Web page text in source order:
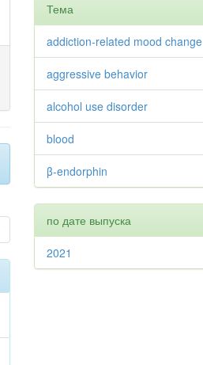
Тема
addiction-related mood change
aggressive behavior
alcohol use disorder
blood
β-endorphin
по дате выпуска
2021